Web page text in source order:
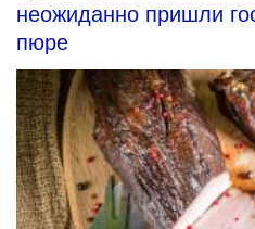
неожиданно пришли
пюре